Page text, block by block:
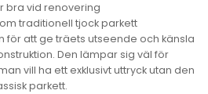
bra vid renovering
traditionell tjock parkett
för att ge träets utseende och känsla
Den lämpar sig väl för
vill ha ett exklusivt uttryck utan den
parkett.